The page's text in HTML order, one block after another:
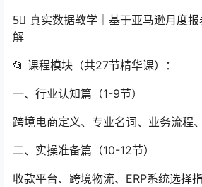
5⃣️ 真实数据教学｜基于亚马逊月度
解
📂 课程模块（共27节精华课）：
一、行业认知篇（1-9节）
跨境电商定义、专业名词、业务流程
二、实操准备篇（10-12节）
收款平台、跨境物流、ERP系统选择